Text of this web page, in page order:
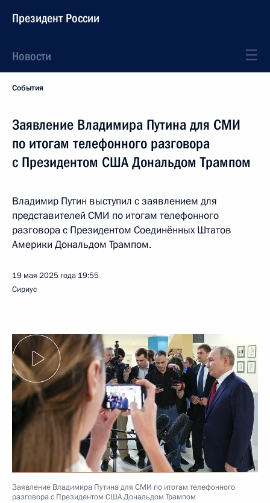
Президент России
Новости
События
Заявление Владимира Путина для СМИ
по итогам телефонного разговора
с Президентом США Дональдом Трампом
Владимир Путин выступил с заявлением для
представителей СМИ по итогам телефонного
разговора с Президентом Соединённых Штатов
Америки Дональдом Трампом.
19 мая 2025 года 19:55
Сириус
Заявление Владимира Путина для СМИ по итогам телефонного
разговора с Президентом США Дональдом Трампом